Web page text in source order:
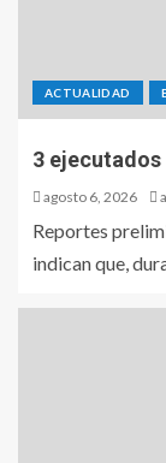
ACTUALIDAD
3 ejecutados
agosto 6, 2026
Reportes
indican que,